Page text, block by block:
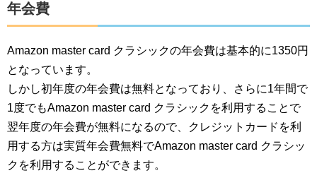
年会費
Amazon master card クラシックの年会費は基本的に1350円
となっています。
しかし初年度の年会費は無料となっており、さらに1年間で
1度でもAmazon master card クラシックを利用することで
翌年度の年会費が無料になるので、クレジットカードを利
用する方は実質年会費無料でAmazon master card クラシッ
クを利用することができます。